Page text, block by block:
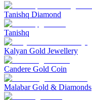
Tanishq Diamond
Tanishq
Kalyan Gold Jewellery
Candere Gold Coin
Malabar Gold & Diamonds